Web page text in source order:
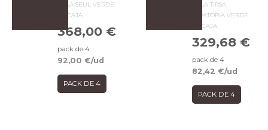
SILLA SEUL VERDE
4P/CAJA
368,00 €
pack de 4
92,00€/ud
PACK DE 4
SILLA TIRSA
GIRATORIA VERDE
4P/CAJA
329,68 €
pack de 4
82,42€/ud
PACK DE 4